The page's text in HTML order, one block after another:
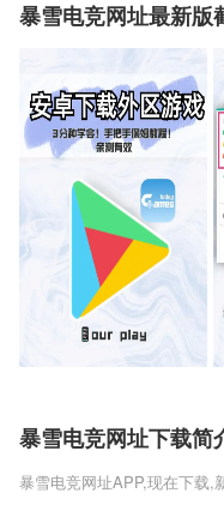
暴雪电竞网址最新版
暴雪电竞网址下载简
暴雪电竞网址APP,现在下载,